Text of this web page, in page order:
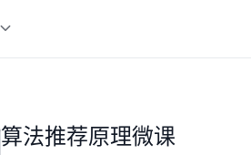
算法推荐原理微课